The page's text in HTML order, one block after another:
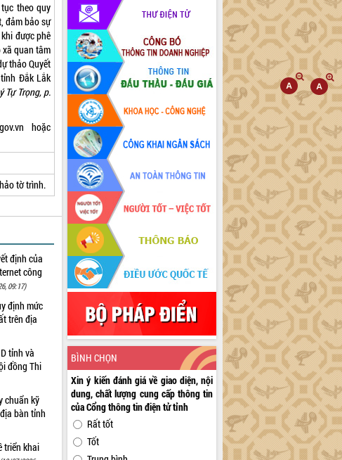
theo quy
đảm bảo sự
được phê
xã quan tâm
thảo Quyết
Đắk Lắk
Tự Trọng, p.
hoặc
tờ trình.
định của
công
09:17)
định mức
trên địa
tỉnh và
đồng Thi
chuẩn kỹ
bàn tỉnh
triển khai
BÌNH CHỌN
Xin ý kiến đánh giá về giao diện, nội
dung, chất lượng cung cấp thông tin
của Cổng thông tin điện tử tỉnh
Rất tốt
Tốt